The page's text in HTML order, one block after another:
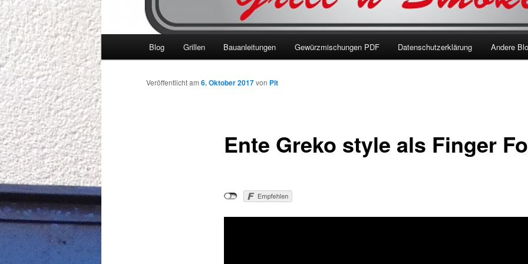
Blog Grillen Bauanleitungen Gewürzmischungen PDF Datenschutzerklärung Andere
Ente Greko style als Finger
Veröffentlicht am 6. Oktober 2017von Pit